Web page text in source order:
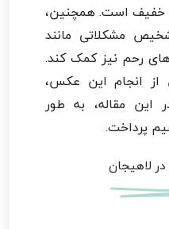
خفیف است. همچنین،
مشکلاتی مانند
رحم نیز کمک کند.
از انجام این عکس،
مقاله، به طور
پرداخت.
لاهیجان